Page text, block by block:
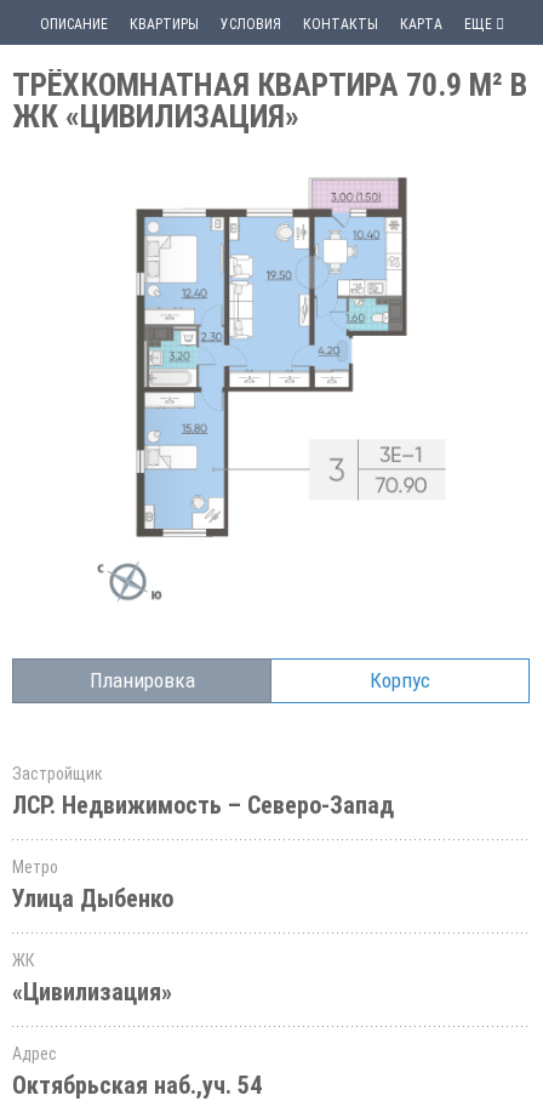
ОПИСАНИЕ КВАРТИРЫ УСЛОВИЯ КОНТАКТЫ КАРТА ЕЩЕ
ТРЁХКОМНАТНАЯ КВАРТИРА 70.9 М² В
ЖК «ЦИВИЛИЗАЦИЯ»
Планировка Корпус
Застройщик
ЛСР. Недвижимость – Северо-Запад
Метро
Улица Дыбенко
ЖК
«Цивилизация»
Адрес
Октябрьская наб.,уч. 54